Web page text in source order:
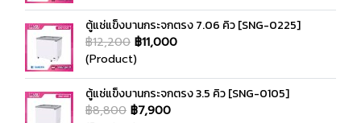
ตู้แช่แข็งบานกระจกตรง 7.06 คิว [SNG-0225]
฿12,200 ฿11,000
(Product)
ตู้แช่แข็งบานกระจกตรง 3.5 คิว [SNG-0105]
฿8,800 ฿7,900